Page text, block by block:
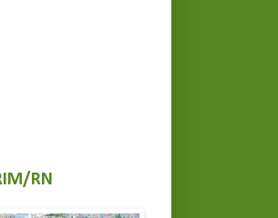
RN